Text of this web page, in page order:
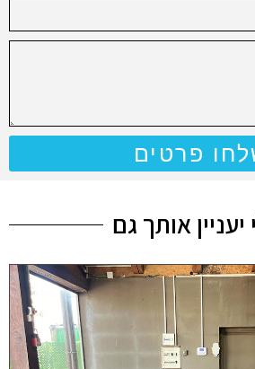
פרטים
יעניין אותך גם